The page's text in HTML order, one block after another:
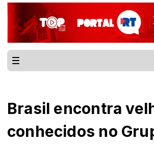
Brasil encontra
conhecidos no